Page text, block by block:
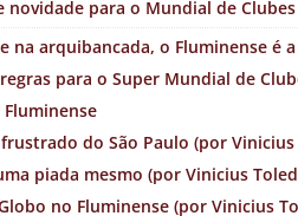
novidade para o Mundial de Clubes
na arquibancada, o Fluminense é
para o Super Mundial de
do São Paulo (por
piada mesmo (por Vinicius
no Fluminense (por Vinicius